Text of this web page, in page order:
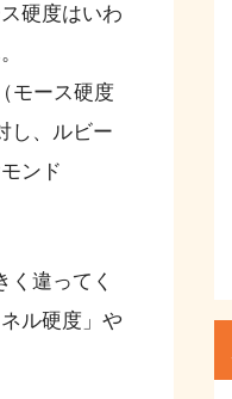
硬度はいわ
モース硬度
し、ルビー
ンド
く違ってく
ル硬度」や